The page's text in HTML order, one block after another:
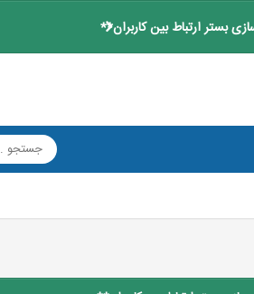
بستر ارتباط بین کاربران**